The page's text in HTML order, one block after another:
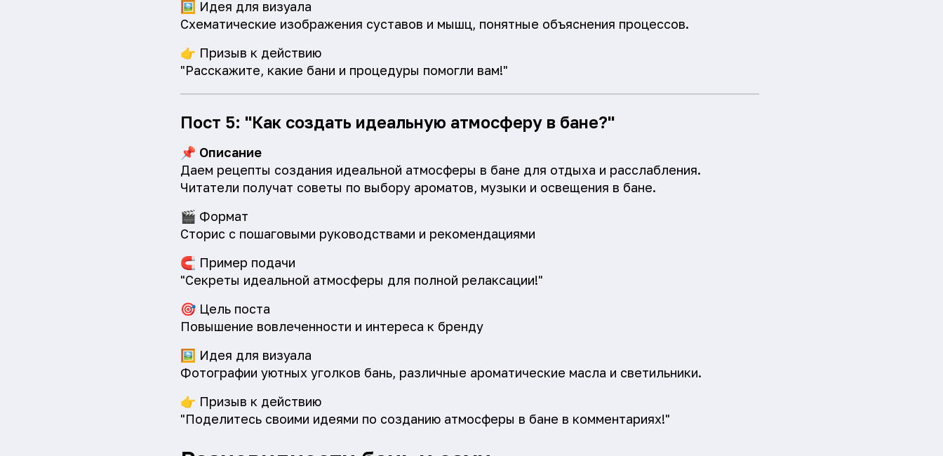
🖼️ Идея для визуала
Схематические изображения суставов и мышц, понятные объяснения процессов.
👉 Призыв к действию
"Расскажите, какие бани и процедуры помогли вам!"
Пост 5: "Как создать идеальную атмосферу в бане?"
📌 Описание
Даем рецепты создания идеальной атмосферы в бане для отдыха и расслабления.
Читатели получат советы по выбору ароматов, музыки и освещения в бане.
🎬 Формат
Сторис с пошаговыми руководствами и рекомендациями
🧲 Пример подачи
"Секреты идеальной атмосферы для полной релаксации!"
🎯 Цель поста
Повышение вовлеченности и интереса к бренду
🖼️ Идея для визуала
Фотографии уютных уголков бань, различные ароматические масла и светильники.
👉 Призыв к действию
"Поделитесь своими идеями по созданию атмосферы в бане в комментариях!"